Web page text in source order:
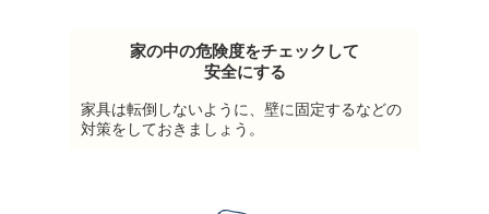
家の中の危険度をチェックして
安全にする
家具は転倒しないように、壁に固定するなどの
対策をしておきましょう。